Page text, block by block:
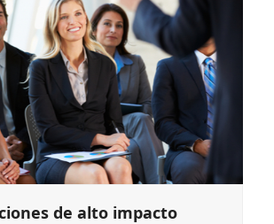
de alto impacto